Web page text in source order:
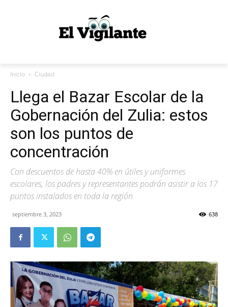
Inicio Ciudad
Llega el Bazar Escolar de la
Gobernación del Zulia: estos
son los puntos de
concentración
Con descuentos de hasta 40% en útiles y uniformes
escolares, los padres y representantes podrán asistir a los 17
puntos instalados en toda la región
septiembre 3, 2023 638